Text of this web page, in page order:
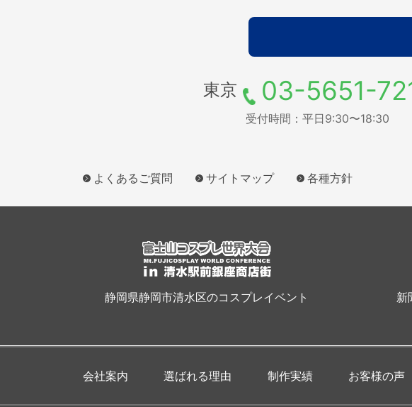
東京 03-5651-
受付時間：平日9:30〜18:30
よくあるご質問 サイトマップ 各種方針
静岡県静岡市清水区のコスプレイベント 新
会社案内 選ばれる理由 制作実績 お客様の声